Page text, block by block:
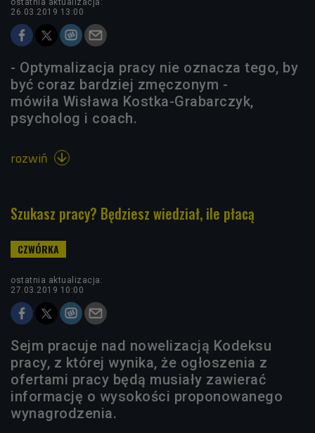
26.03.2019 13:00
- Optymalizacja pracy nie oznacza tego, by
być coraz bardziej zmęczonym -
mówiła Wisława Kostka-Grabarczyk,
psycholog i coach.
rozwiń 
Szukasz pracy? Będziesz wiedział, ile płacą
ostatnia aktualizacja:
27.03.2019 10:00
Sejm pracuje nad nowelizacją Kodeksu
pracy, z której wynika, że ogłoszenia z
ofertami pracy będą musiały zawierać
informację o wysokości proponowanego
wynagrodzenia.